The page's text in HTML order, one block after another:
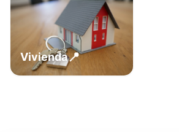
Vivienda📍